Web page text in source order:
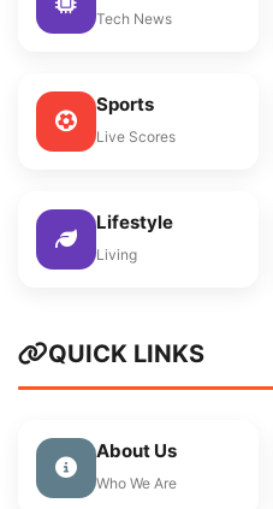
Tech News
Sports
Live Scores
Lifestyle
Living
QUICK LINKS
About Us
Who We Are